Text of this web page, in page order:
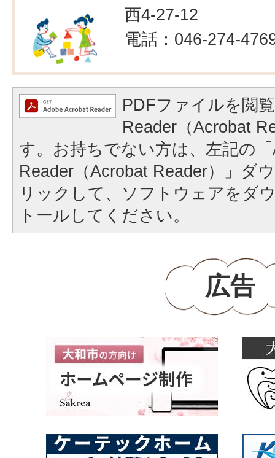
西4-27-12
電話：046-274-
PDFファイルを閲
Reader（Acrobat
す。お持ちでない方は、左記の
Reader（Acrobat Reader）」ダ
リックして、ソフトウェアをダ
トールしてください。
広告